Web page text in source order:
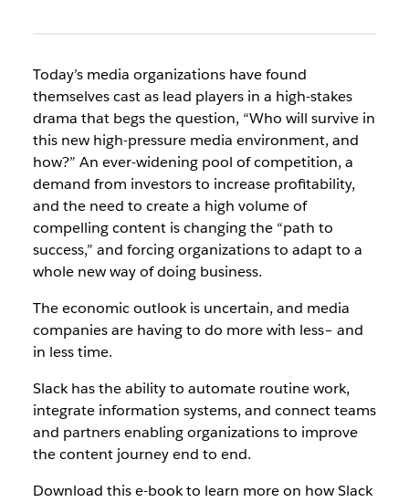
Today’s media organizations have found
themselves cast as lead players in a high-stakes
drama that begs the question, “Who will survive in
this new high-pressure media environment, and
how?” An ever-widening pool of competition, a
demand from investors to increase profitability,
and the need to create a high volume of
compelling content is changing the “path to
success,” and forcing organizations to adapt to a
whole new way of doing business.
The economic outlook is uncertain, and media
companies are having to do more with less– and
in less time.
Slack has the ability to automate routine work,
integrate information systems, and connect teams
and partners enabling organizations to improve
the content journey end to end.
Download this e-book to learn more on how Slack